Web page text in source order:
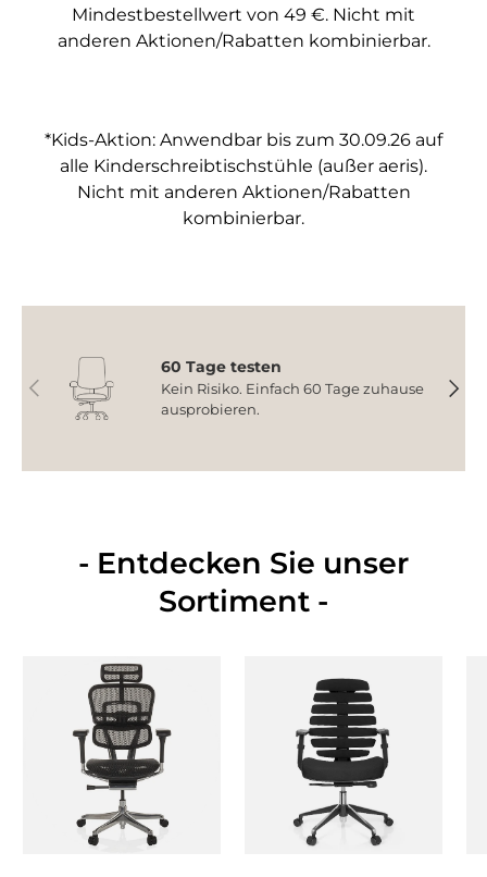
Mindestbestellwert von 49 €. Nicht mit
anderen Aktionen/Rabatten kombinierbar.
*Kids-Aktion: Anwendbar bis zum 30.09.26 auf
alle Kinderschreibtischstühle (außer aeris).
Nicht mit anderen Aktionen/Rabatten
kombinierbar.
Vorherige
60 Tage testen
Kein Risiko. Einfach 60 Tage zuhause
ausprobieren.
- Entdecken Sie unser
Sortiment -